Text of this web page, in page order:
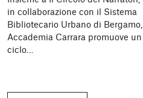
in collaborazione con il Sistema
Bibliotecario Urbano di Bergamo,
Accademia Carrara promuove un
ciclo…